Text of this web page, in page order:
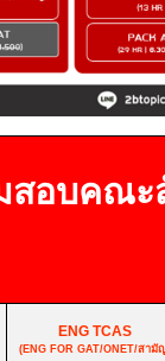
สอบคณะ
ENG TCAS
(ENG FOR GAT/ONET/สามั